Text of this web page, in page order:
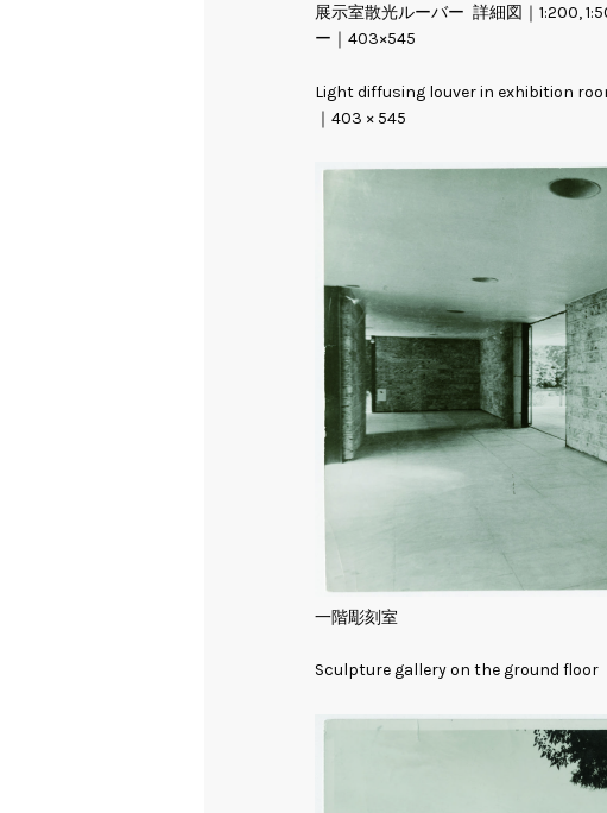
展示室散光ルーバー 詳細図｜1:200,
ー｜403×545
Light diffusing louver in exhibition
｜403 × 545
一階彫刻室
Sculpture gallery on the ground floor